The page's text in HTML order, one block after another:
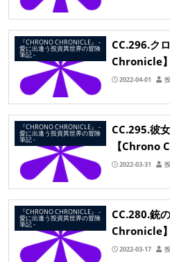
『CHRONO CHRONICLE』 ‐
愛に出逢う投資異世界の冒険
筆記 ‐
CC.296.ク
Chronicle】
2022-04-01
『CHRONO CHRONICLE』 ‐
愛に出逢う投資異世界の冒険
筆記 ‐
CC.295.彼
【Chrono
2022-03-31
『CHRONO CHRONICLE』 ‐
愛に出逢う投資異世界の冒険
筆記 ‐
CC.280.銃
Chronicle】
2022-03-17